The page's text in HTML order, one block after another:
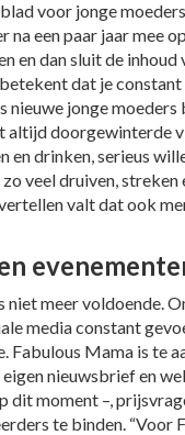
voor jonge
na een paar jaar mee
en dan sluit de
dat je
nieuwe jonge
altijd doorgewinterde
en drinken, serieus
veel druiven, streken
valt dat ook
niet meer voldoende.
media constant
Fabulous Mama is te
eigen nieuwsbrief en
dit moment –,
te binden. “Voor